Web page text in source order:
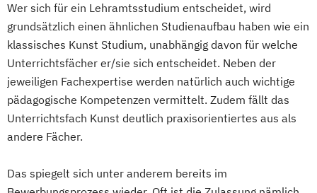
Wer sich für ein Lehramtsstudium entscheidet, wird
grundsätzlich einen ähnlichen Studienaufbau haben wie ein
klassisches Kunst Studium, unabhängig davon für welche
Unterrichtsfächer er/sie sich entscheidet. Neben der
jeweiligen Fachexpertise werden natürlich auch wichtige
pädagogische Kompetenzen vermittelt. Zudem fällt das
Unterrichtsfach Kunst deutlich praxisorientiertes aus als
andere Fächer.
Das spiegelt sich unter anderem bereits im